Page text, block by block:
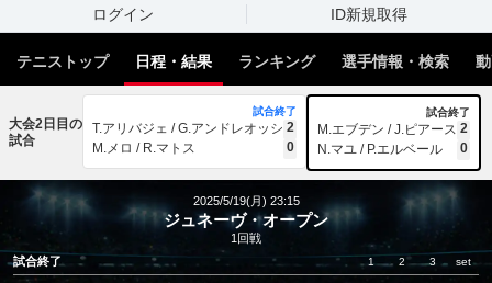
ログイン ID新規取得
テニストップ 日程・結果 ランキング 選手情報・検索
大会2日目の
試合
試合終了
T.アリバジェ / G.アンドレオッシ 2
M.メロ / R.マトス
0
試合終了
M.エブデン / J.ピアース 2
N.マユ / P.エルベール
0
2025/5/19(月) 23:15
ジュネーヴ・オープン
1回戦
試合終了
1 2 3 set